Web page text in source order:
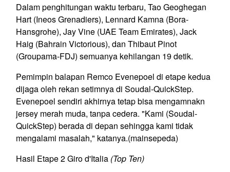
Dalam penghitungan waktu terbaru, Tao Geoghegan
Hart (Ineos Grenadiers), Lennard Kamna (Bora-
Hansgrohe), Jay Vine (UAE Team Emirates), Jack
Haig (Bahrain Victorious), dan Thibaut Pinot
(Groupama-FDJ) semuanya kehilangan 19 detik.
Pemimpin balapan Remco Evenepoel di etape kedua
dijaga oleh rekan setimnya di Soudal-QuickStep.
Evenepoel sendiri akhirnya tetap bisa mengamnakn
jersey merah muda, tanpa cedera. "Kami (Soudal-
QuickStep) berada di depan sehingga kami tidak
mengalami masalah," katanya.(mainsepeda)
Hasil Etape 2 Giro d'Italia (Top Ten)